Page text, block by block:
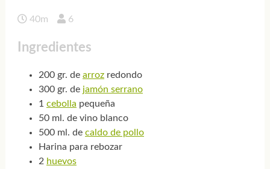
40m 6
Ingredientes
200 gr. de arrozredondo
300 gr. de jamón serrano
1 cebolla pequeña
50 ml. de vino blanco
500 ml. de caldo de pollo
Harina para rebozar
2 huevos